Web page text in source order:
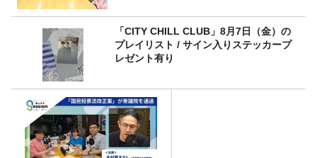
「CITY CHILL CLUB」8月7日（金）の
プレイリスト / サイン入りステッカープ
レゼント有り